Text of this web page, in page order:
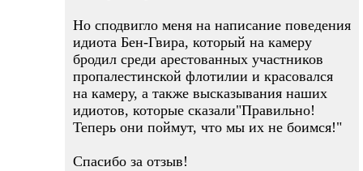
Но сподвигло меня на написание поведения
идиота Бен-Гвира, который на камеру
бродил среди арестованных участников
пропалестинской флотилии и красовался
на камеру, а также высказывания наших
идиотов, которые сказали"Правильно!
Теперь они поймут, что мы их не боимся!"
Спасибо за отзыв!